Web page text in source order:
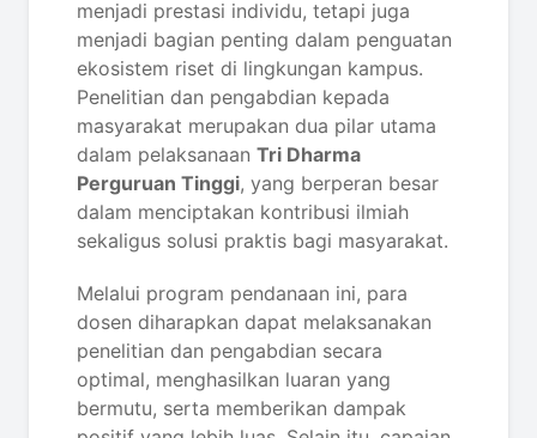
menjadi prestasi individu, tetapi juga
menjadi bagian penting dalam penguatan
ekosistem riset di lingkungan kampus.
Penelitian dan pengabdian kepada
masyarakat merupakan dua pilar utama
dalam pelaksanaan Tri Dharma
Perguruan Tinggi, yang berperan besar
dalam menciptakan kontribusi ilmiah
sekaligus solusi praktis bagi masyarakat.
Melalui program pendanaan ini, para
dosen diharapkan dapat melaksanakan
penelitian dan pengabdian secara
optimal, menghasilkan luaran yang
bermutu, serta memberikan dampak